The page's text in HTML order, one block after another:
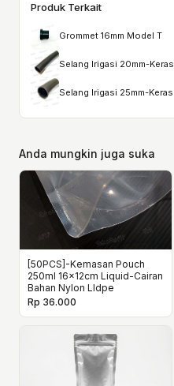
Produk Terkait
Grommet 16mm Model T
Selang Irigasi 20mm-Keras
Selang Irigasi 25mm-Keras
Anda mungkin juga suka
[50PCS]-Kemasan Pouch
250ml 16x12cm Liquid-Cairan
Bahan Nylon Lldpe
Rp 36.000